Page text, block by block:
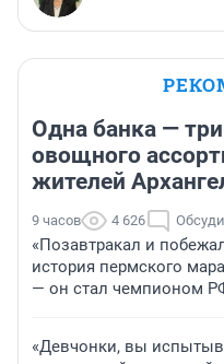
Одна банка —
овощного
жителей
9 часов 4 626
«Позавтракал и
история пермского
— он стал чемпионом
«Девчонки, вы